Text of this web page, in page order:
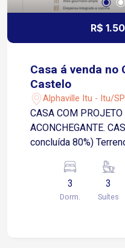
R$
Casa á venda no
Castelo
Alphaville Itu - Itu/SP
CASA COM
ACONCHEGANTE.
concluída 80%)
Closet 1 Suíte para
TV (Cinema)
Cozinha integrada
3
Dorm.
3
Suítes